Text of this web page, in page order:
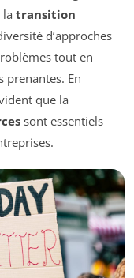
transition
d’approches
tout en
prenantes. En
que la
sont essentiels